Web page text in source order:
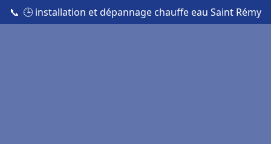
📞 🕒 installation et dépannage chauffe eau Saint Rémy